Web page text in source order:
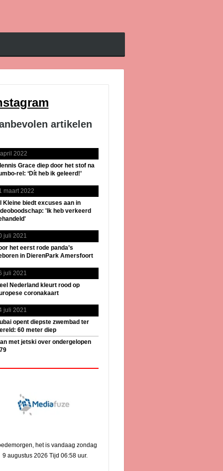
artikelen
2022
Grace diep door het stof na
rel: ‘Dít heb ik geleerd!’
maart 2022
Kleine biedt excuses aan in
'Ik heb verkeerd
juli 2021
het eerst rode panda’s
in DierenPark Amersfoort
juli 2021
Nederland kleurt rood op
coronakaart
juli 2021
opent diepste zwembad ter
60 meter diep
met jetski over ondergelopen
het is vandaag zondag
9 augustus 2026 Tijd 06:58 uur.